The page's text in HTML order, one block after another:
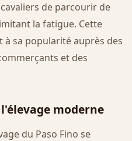
de parcourir de
la fatigue. Cette
sa popularité auprès des
et des
moderne
du Paso Fino se